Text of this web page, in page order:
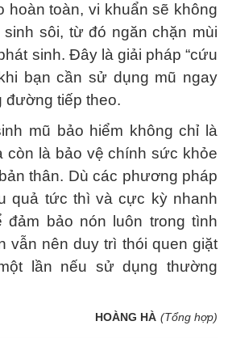
hoàn toàn, vi khuẩn sẽ không
sôi, từ đó ngăn chặn mùi
sinh. Đây là giải pháp “cứu
bạn cần sử dụng mũ ngay
đường tiếp theo.
mũ bảo hiểm không chỉ là
còn là bảo vệ chính sức khỏe
thân. Dù các phương pháp
quả tức thì và cực kỳ nhanh
đảm bảo nón luôn trong tình
vẫn nên duy trì thói quen giặt
lần nếu sử dụng thường
HOÀNG HÀ (Tổng hợp)